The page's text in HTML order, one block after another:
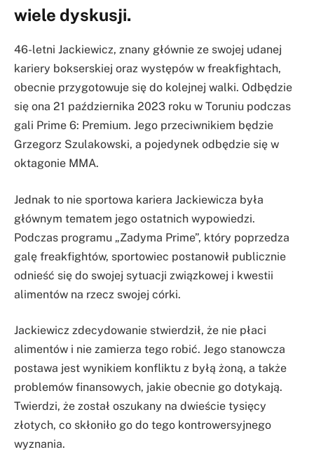
wiele dyskusji.
46-letni Jackiewicz, znany głównie ze swojej udanej
kariery bokserskiej oraz występów w freakfightach,
obecnie przygotowuje się do kolejnej walki. Odbędzie
się ona 21 października 2023 roku w Toruniu podczas
gali Prime 6: Premium. Jego przeciwnikiem będzie
Grzegorz Szulakowski, a pojedynek odbędzie się w
oktagonie MMA.
Jednak to nie sportowa kariera Jackiewicza była
głównym tematem jego ostatnich wypowiedzi.
Podczas programu „Zadyma Prime”, który poprzedza
galę freakfightów, sportowiec postanowił publicznie
odnieść się do swojej sytuacji związkowej i kwestii
alimentów na rzecz swojej córki.
Jackiewicz zdecydowanie stwierdził, że nie płaci
alimentów i nie zamierza tego robić. Jego stanowcza
postawa jest wynikiem konfliktu z byłą żoną, a także
problemów finansowych, jakie obecnie go dotykają.
Twierdzi, że został oszukany na dwieście tysięcy
złotych, co skłoniło go do tego kontrowersyjnego
wyznania.